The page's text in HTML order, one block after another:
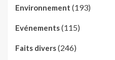
Environnement (193)
Evénements(115)
Faits divers(246)